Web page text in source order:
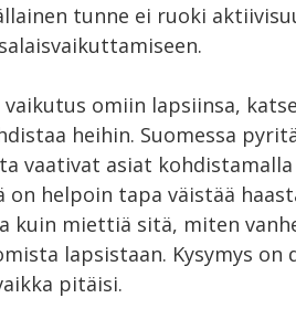
tunne ei ruoki
omiin lapsiinsa,
heihin. Suomessa
vaativat asiat
helpoin tapa väistää
kuin miettiä sitä, miten
lapsistaan. Kysymys on
pitäisi.